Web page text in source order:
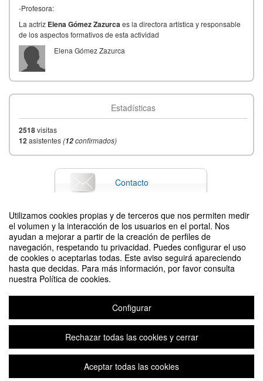
Utilizamos cookies propias y de terceros que nos permiten medir
el volumen y la interacción de los usuarios en el portal. Nos
ayudan a mejorar a partir de la creación de perfiles de
navegación, respetando tu privacidad. Puedes configurar el uso
de cookies o aceptarlas todas. Este aviso seguirá apareciendo
hasta que decidas. Para más información, por favor consulta
nuestra Política de cookies.
Configurar
Rechazar todas las cookies y cerrar
Aceptar todas las cookies
-Profesora:
La actriz Elena Gómez Zazurcaes la directora artística y responsable
de los aspectos formativos de esta actividad
Elena Gómez Zazurca
Estadísticas
2518visitas
12asistentes(12confirmados)
Contacto
Difunde tu evento poniendo el siguiente código en tu sitio
Taller interpretación teatral:grupo de teatro universitario "En obras"
Organizado por Vicerrectorado de Huesca. Área de cultura, comunicación e